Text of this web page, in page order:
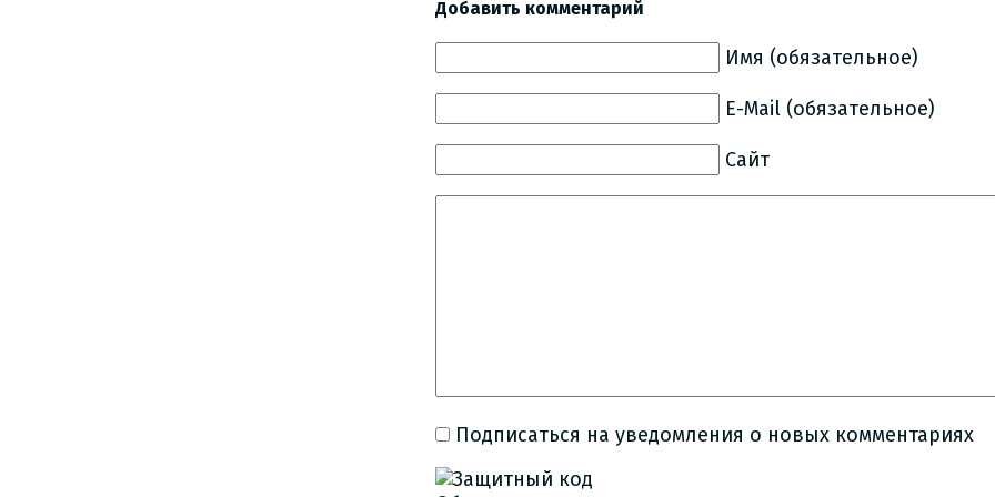
Добавить комментарий
Имя (обязательное)
E-Mail (обязательное)
Сайт
Подписаться на уведомления о новых комментариях